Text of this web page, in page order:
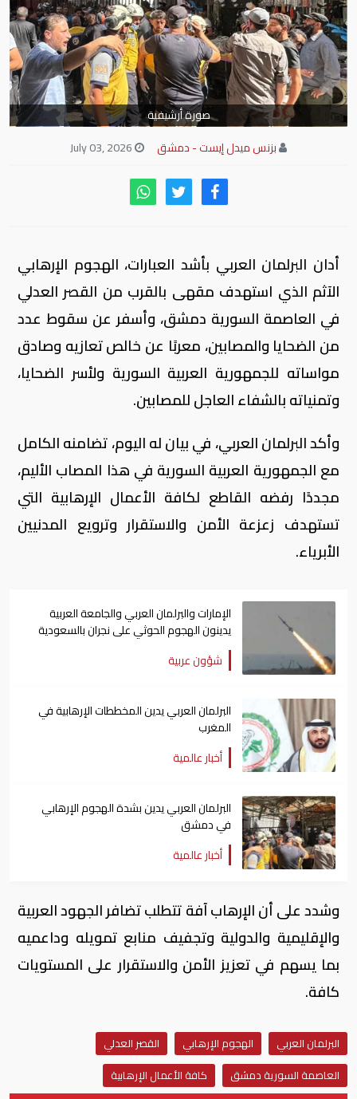
صورة أرشيفية
بزنس ميدل إيست - دمشق
أدان البرلمان العربي بأشد العبارات، الهجوم الإرهابي
الآثم الذي استهدف مقهى بالقرب من القصر العدلي
في العاصمة السورية دمشق، وأسفر عن سقوط عدد
من الضحايا والمصابين، معربًا عن خالص تعازيه وصادق
مواساته للجمهورية العربية السورية ولأسر الضحايا،
وتمنياته بالشفاء العاجل للمصابين.
وأكد البرلمان العربي، في بيان له اليوم، تضامنه الكامل
مع الجمهورية العربية السورية في هذا المصاب الأليم،
مجددًا رفضه القاطع لكافة الأعمال الإرهابية التي
تستهدف زعزعة الأمن والاستقرار وترويع المدنيين
الأبرياء.
الإمارات والبرلمان العربي والجامعة العربية
يدينون الهجوم الحوثي على نجران بالسعودية
شؤون عربية
البرلمان العربي يدين المخططات الإرهابية في
المغرب
أخبار عالمية
البرلمان العربي يدين بشدة الهجوم الإرهابي
في دمشق
أخبار عالمية
وشدد على أن الإرهاب آفة تتطلب تضافر الجهود العربية
والإقليمية والدولية وتجفيف منابع تمويله وداعميه
بما يسهم في تعزيز الأمن والاستقرار على المستويات
كافة.
البرلمان العربي الهجوم الإرهابي
القصر العدلي
العاصمة السورية دمشق
كافة الأعمال الإرهابية